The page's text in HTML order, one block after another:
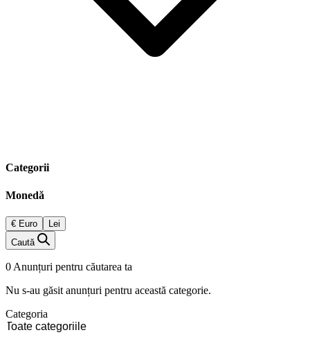
Categorii
Monedă
€ Euro
Lei
Caută
0 Anunțuri pentru căutarea ta
Nu s-au găsit anunțuri pentru această categorie.
Categoria